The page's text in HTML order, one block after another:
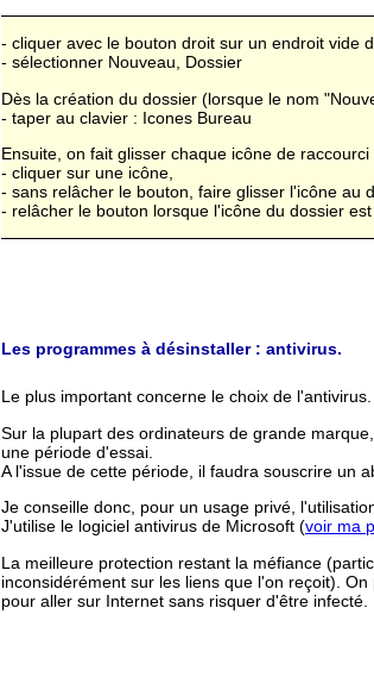
- cliquer avec le bouton droit sur un endroit vide
- sélectionner Nouveau, Dossier
Dès la création du dossier (lorsque le nom
- taper au clavier : Icones Bureau
Ensuite, on fait glisser chaque icône de
- cliquer sur une icône,
- sans relâcher le bouton, faire glisser l'icône au
- relâcher le bouton lorsque l'icône du dossier
Les programmes à désinstaller : antivirus.
Le plus important concerne le choix de l'antivirus.
Sur la plupart des ordinateurs de grande
une période d'essai.
A l'issue de cette période, il faudra souscrire un
Je conseille donc, pour un usage privé,
J'utilise le logiciel antivirus de Microsoft (voir ma
La meilleure protection restant la méfiance
inconsidérément sur les liens que l'on reçoit).
pour aller sur Internet sans risquer d'être infecté.